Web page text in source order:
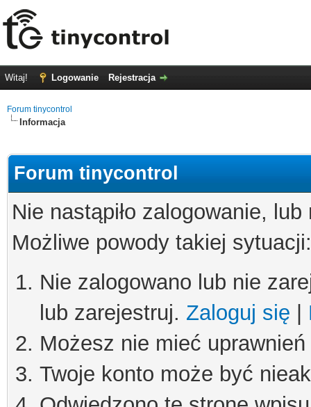
Witaj! Logowanie Rejestracja
Forum tinycontrol
Informacja
Forum tinycontrol
Nie nastąpiło zalogowanie,
Możliwe powody takiej sytuacji:
Nie zalogowano lub nie
lub zarejestruj. Zaloguj się
Możesz nie mieć
Twoje konto może być